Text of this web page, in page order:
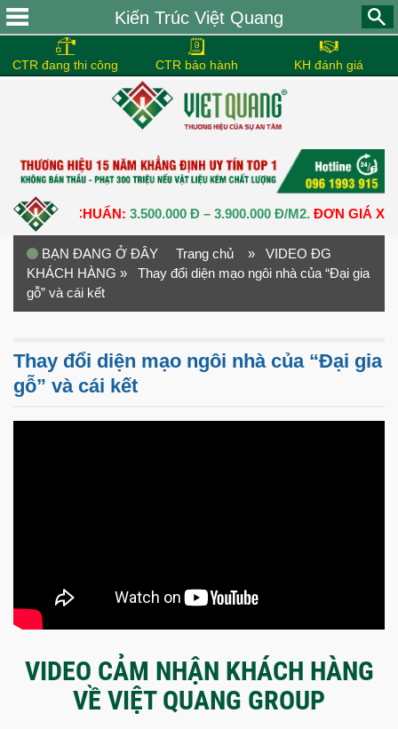
Kiến Trúc Việt Quang
CTR đang thi công CTR bảo hành KH đánh giá
CHUẨN:3.500.000 Đ – 3.900.000 Đ/M2.ĐƠN GIÁ XÂY
BẠN ĐANG Ở ĐÂY Trang chủ » VIDEO ĐG
KHÁCH HÀNG » Thay đổi diện mạo ngôi nhà của “Đại gia
gỗ” và cái kết
Thay đổi diện mạo ngôi nhà của “Đại gia
gỗ” và cái kết
VIDEO CẢM NHẬN KHÁCH HÀNG
VỀ VIỆT QUANG GROUP